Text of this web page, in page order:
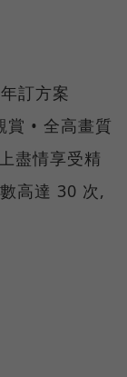
訂方案
• 全高畫質
盡情享受精
高達 30 次,